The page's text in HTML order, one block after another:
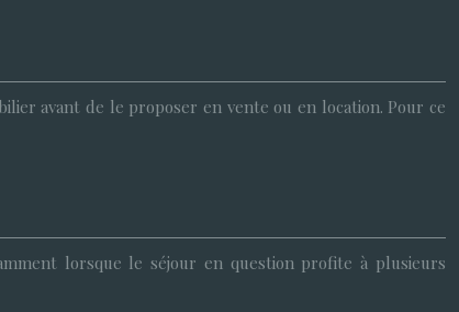
avant de le proposer en vente ou en location. Pour ce
lorsque le séjour en question profite à plusieurs